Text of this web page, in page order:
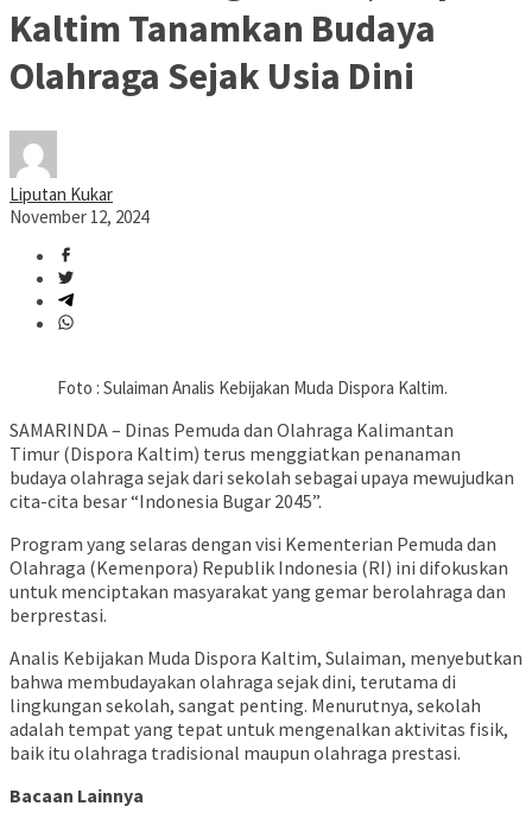
Kaltim Tanamkan Budaya
Olahraga Sejak Usia Dini
Liputan Kukar
November 12, 2024
Foto : Sulaiman Analis Kebijakan Muda Dispora Kaltim.
SAMARINDA – Dinas Pemuda dan Olahraga Kalimantan
Timur (Dispora Kaltim) terus menggiatkan penanaman
budaya olahraga sejak dari sekolah sebagai upaya mewujudkan
cita-cita besar “Indonesia Bugar 2045”.
Program yang selaras dengan visi Kementerian Pemuda dan
Olahraga (Kemenpora) Republik Indonesia (RI) ini difokuskan
untuk menciptakan masyarakat yang gemar berolahraga dan
berprestasi.
Analis Kebijakan Muda Dispora Kaltim, Sulaiman, menyebutkan
bahwa membudayakan olahraga sejak dini, terutama di
lingkungan sekolah, sangat penting. Menurutnya, sekolah
adalah tempat yang tepat untuk mengenalkan aktivitas fisik,
baik itu olahraga tradisional maupun olahraga prestasi.
Bacaan Lainnya